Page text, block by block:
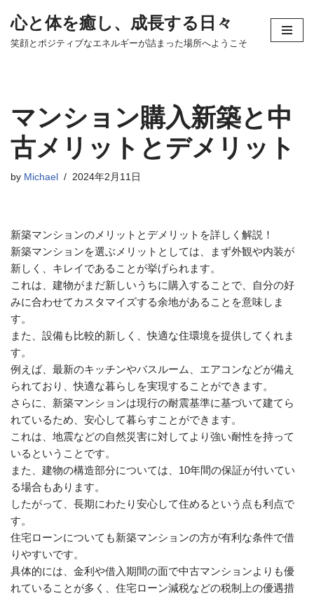
コ
へ
ス
キ
ッ
心と体を癒し、成長する日々
笑顔とポジティブなエネルギーが詰まった場所へようこそ
マンション購入新築と中
古メリットとデメリット
by Michael 2024年2月11日
新築マンションのメリットとデメリットを詳しく解説！
新築マンションを選ぶメリットとしては、まず外観や内装が
新しく、キレイであることが挙げられます。
これは、建物がまだ新しいうちに購入することで、自分の好
みに合わせてカスタマイズする余地があることを意味しま
す。
また、設備も比較的新しく、快適な住環境を提供してくれま
す。
例えば、最新のキッチンやバスルーム、エアコンなどが備え
られており、快適な暮らしを実現することができます。
さらに、新築マンションは現行の耐震基準に基づいて建てら
れているため、安心して暮らすことができます。
これは、地震などの自然災害に対してより強い耐性を持って
いるということです。
また、建物の構造部分については、10年間の保証が付いてい
る場合もあります。
したがって、長期にわたり安心して住めるという点も利点で
す。
住宅ローンについても新築マンションの方が有利な条件で借
りやすいです。
具体的には、金利や借入期間の面で中古マンションよりも優
れていることが多く、住宅ローン減税などの税制上の優遇措